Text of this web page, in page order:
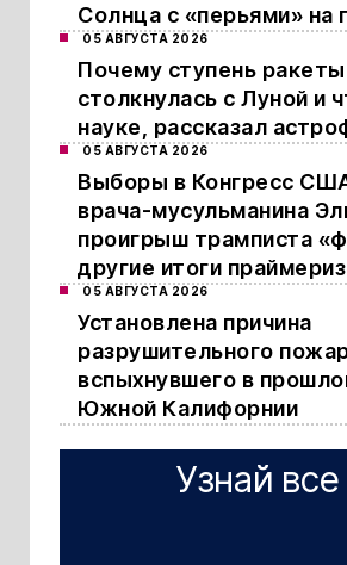
Солнца с «перьями» на
05 АВГУСТА 2026
Почему ступень
столкнулась с Луной и
науке, рассказал
05 АВГУСТА 2026
Выборы в Конгресс
врача-мусульманина
проигрыш трамписта
другие итоги праймериз
05 АВГУСТА 2026
Установлена причина
разрушительного
вспыхнувшего в
Южной Калифорнии
Узнай все